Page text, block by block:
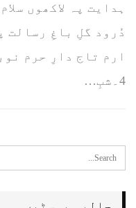
ارم تاج دارِ حرم
4۔شبِ…